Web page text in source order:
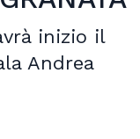
inizio il
Andrea